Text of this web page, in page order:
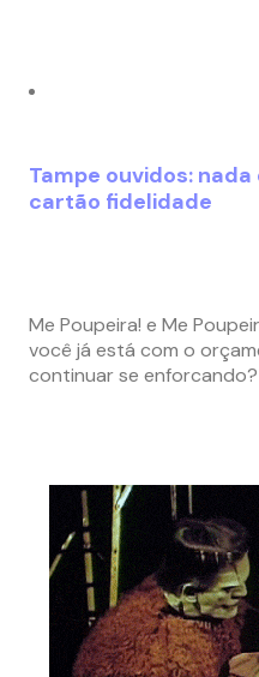
Tampe ouvidos:
cartão fidelidade
Me Poupeira! e Me
você já está com o
continuar se enforcando?